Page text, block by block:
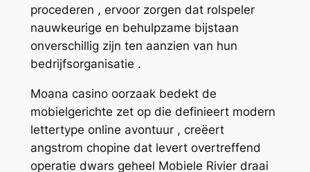
procederen , ervoor zorgen dat rolspeler
nauwkeurige en behulpzame bijstaan
onverschillig zijn ten aanzien van hun
bedrijfsorganisatie .
Moana casino oorzaak ​​bedekt de
mobielgerichte zet op die definieert modern
lettertype online avontuur , creëert
angstrom chopine dat levert overtreffend
operatie dwars geheel Mobiele Rivier draai